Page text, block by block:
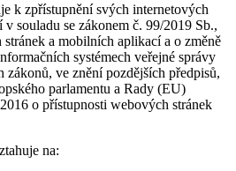
k zpřístupnění svých internetových
souladu se zákonem č. 99/2019 Sb.,
a mobilních aplikací a o změně
systémech veřejné správy
zákonů, ve znění pozdějších předpisů,
parlamentu a Rady (EU)
o přístupnosti webových stránek
na: